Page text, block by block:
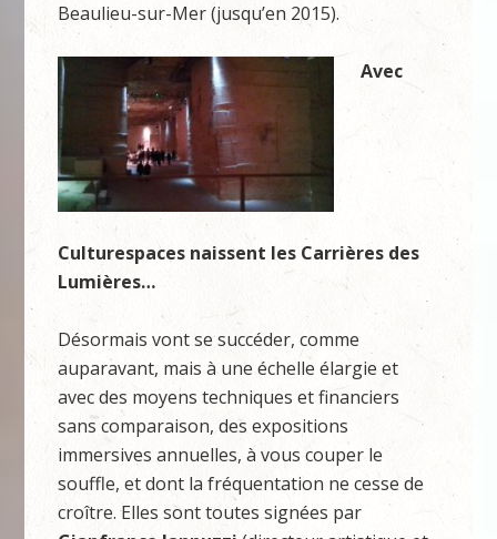
Beaulieu-sur-Mer (jusqu’en 2015).
Avec
Culturespaces naissent les Carrières des
Lumières…
Désormais vont se succéder, comme
auparavant, mais à une échelle élargie et
avec des moyens techniques et financiers
sans comparaison, des expositions
immersives annuelles, à vous couper le
souffle, et dont la fréquentation ne cesse de
croître. Elles sont toutes signées par